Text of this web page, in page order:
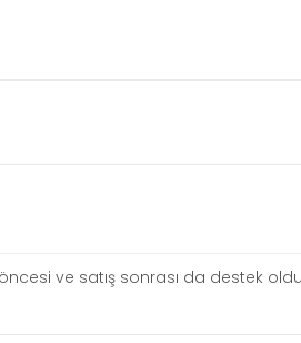
ve satış sonrası da destek